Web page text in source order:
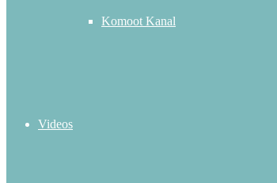
Komoot Kanal
Videos